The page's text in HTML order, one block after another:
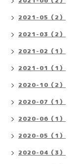
2021-05（2）
2021-03（2）
2021-02（1）
2021-01（1）
2020-10（2）
2020-07（1）
2020-06（1）
2020-05（1）
2020-04（3）